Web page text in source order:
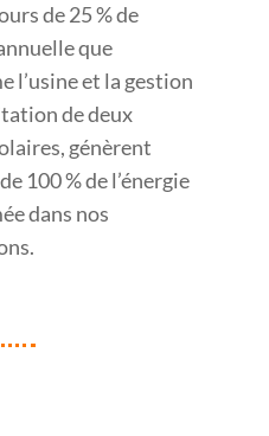
de 25 % de
que
l’usine et la gestion
de deux
génèrent
100 % de l’énergie
dans nos